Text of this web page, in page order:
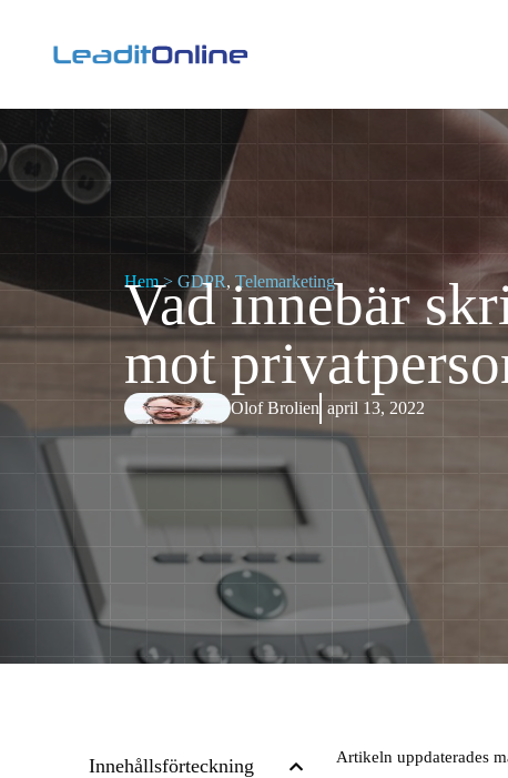
Hem> GDPR, Telemarketing
Vad innebär
mot
Olof Brolien april 13, 2022
Innehållsförteckning Artikeln uppdaterades